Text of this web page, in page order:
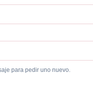
para pedir uno nuevo.